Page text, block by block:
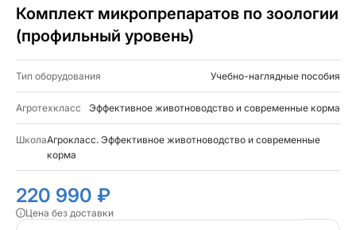
Комплект микропрепаратов по зоологии
(профильный уровень)
Тип оборудования Учебно-наглядные пособия
Агротехкласс Эффективное животноводство и современные корма
ШколаАгрокласс. Эффективное животноводство и современные
корма
220 990 ₽
Цена без доставки